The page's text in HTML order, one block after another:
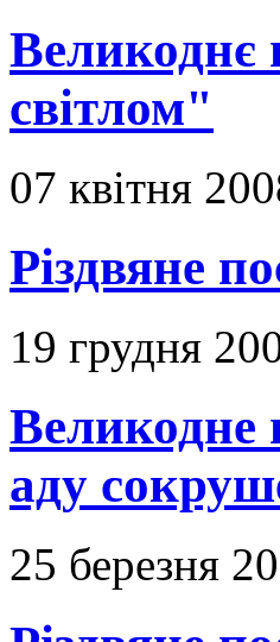
Великоднє
світлом"
07 квітня
Різдвяне
19 грудня
Великодне
аду
25 березня